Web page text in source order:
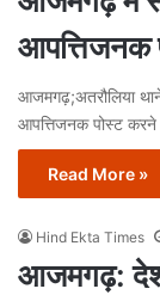
आपत्तिजनक
आजमगढ़;अतरौलिया
आपत्तिजनक पोस्ट करने
Read More »
Hind Ekta Times
आजमगढ़: